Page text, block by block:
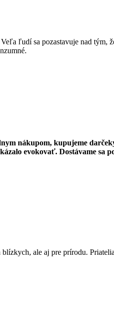
ľudí sa pozastavuje nad tým,
nákupom, kupujeme
evokovať. Dostávame sa
ale aj pre prírodu.